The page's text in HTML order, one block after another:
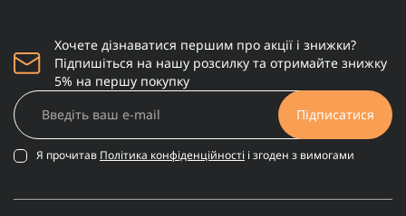
Хочете дізнаватися першим про акції і знижки?
Підпишіться на нашу розсилку та отримайте знижку
5% на першу покупку
Підписатися
Я прочитав Політика конфіденційності і згоден з вимогами